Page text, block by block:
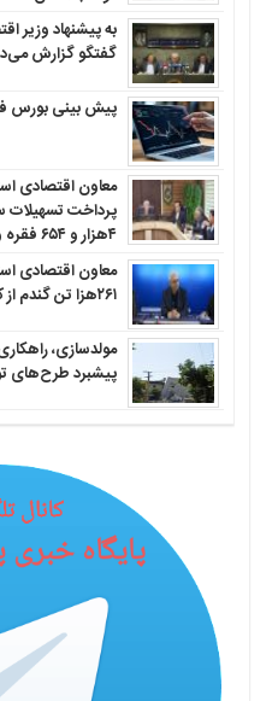
به پیشنهاد وزیر
گفتگو گزارش
پیش بینی بورس فردا شنبه
معاون اقتصادی
پرداخت
۴هزار و ۶۵۴ فقره وام ازدواج از ابتدای سال جاری
معاون اقتصادی
۲۶۱هزا تن گندم از کشاورزان استان
مولدسازی،
پیشبرد طرح‌های